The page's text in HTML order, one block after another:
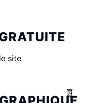
site